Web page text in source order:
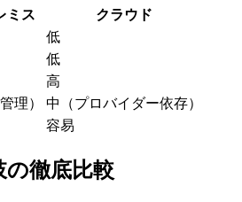
ミス
クラウド
低
低
高
理）
中（プロバイダー依存）
容易
の徹底比較